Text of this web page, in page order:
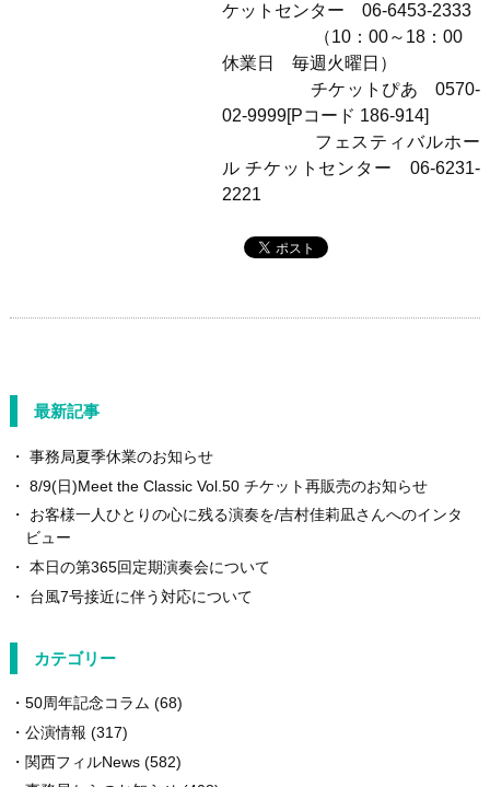
ケットセンター 06-6453-2333
（10：00～18：00
休業日 毎週火曜日）
チケットぴあ 0570-
02-9999[Pコード 186-914]
フェスティバルホー
ル チケットセンター 06-6231-
2221
最新記事
事務局夏季休業のお知らせ
8/9(日)Meet the Classic Vol.50 チケット再販売のお知らせ
お客様一人ひとりの心に残る演奏を/吉村佳莉凪さんへのインタ
ビュー
本日の第365回定期演奏会について
台風7号接近に伴う対応について
カテゴリー
50周年記念コラム (68)
公演情報 (317)
関西フィルNews(582)